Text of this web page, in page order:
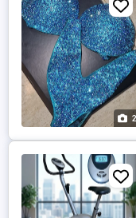
2